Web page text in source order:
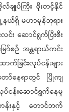
ချုပ်ကြီး စိုးတင့်နိုင်
ြို့နယ်ရှိ မဟာမုနိဘုရား
င်း ဆောင်ရွက်ပြီးစီး
ော်စဉ် အန္တရာယ်ကင်း
က်ခြင်းလုပ်ငန်းများ
ော်နေရာတွင် ပြိုကျ
ငန်းဆောင်ရွက်နေမှု
တန်းနှင့် တောင်ဘက်